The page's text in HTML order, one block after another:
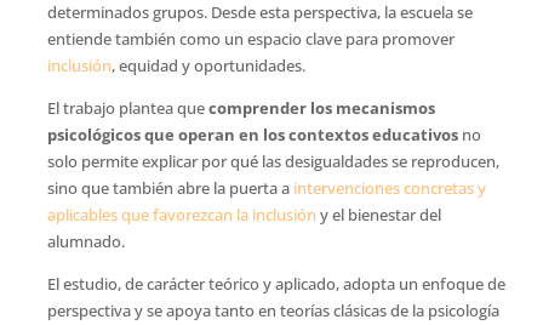
determinados grupos. Desde esta perspectiva, la escuela se
entiende también como un espacio clave para promover
inclusión, equidad y oportunidades.
El trabajo plantea quecomprender los mecanismos
psicológicos que operan en los contextos educativosno
solo permite explicar por qué las desigualdades se reproducen,
sino que también abre la puerta a intervenciones concretas y
aplicables que favorezcan la inclusión y el bienestar del
alumnado.
El estudio, de carácter teórico y aplicado, adopta un enfoque de
perspectiva y se apoya tanto en teorías clásicas de la psicología